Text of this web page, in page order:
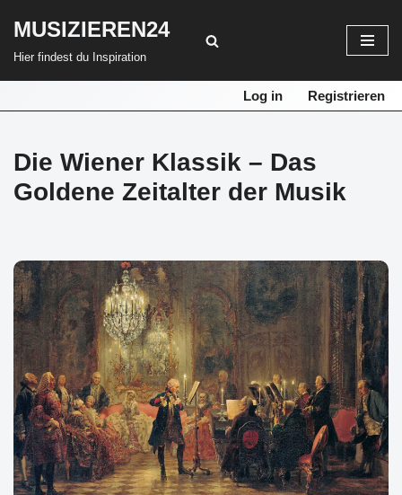
MUSIZIEREN24
Hier findest du Inspiration
Log in Registrieren
Die Wiener Klassik – Das
Goldene Zeitalter der Musik